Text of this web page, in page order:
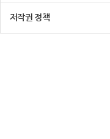
저작권 정책